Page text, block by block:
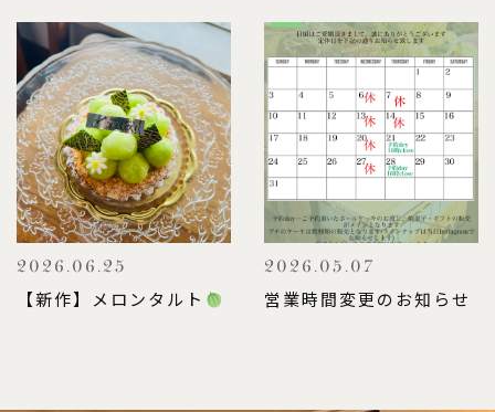
2026.06.25
【新作】メロンタルト
2026.05.07
営業時間変更のお知らせ